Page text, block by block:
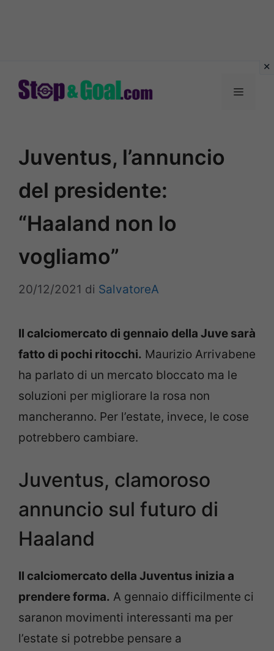
Menu
Juventus, l’annuncio
del presidente:
“Haaland non lo
vogliamo”
20/12/2021 di SalvatoreA
Il calciomercato di gennaio della Juve sarà
fatto di pochi ritocchi. Maurizio Arrivabene
ha parlato di un mercato bloccato ma le
soluzioni per migliorare la rosa non
mancheranno. Per l’estate, invece, le cose
potrebbero cambiare.
Juventus, clamoroso
annuncio sul futuro di
Haaland
Il calciomercato della Juventus inizia a
prendere forma. A gennaio difficilmente ci
saranon movimenti interessanti ma per
l’estate si potrebbe pensare a